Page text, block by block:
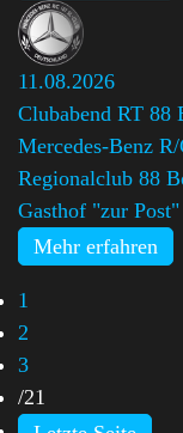
11.08.2026
Clubabend RT 88
Mercedes-Benz
Regionalclub 88
Gasthof "zur
Mehr erfahren
1
2
3
/21